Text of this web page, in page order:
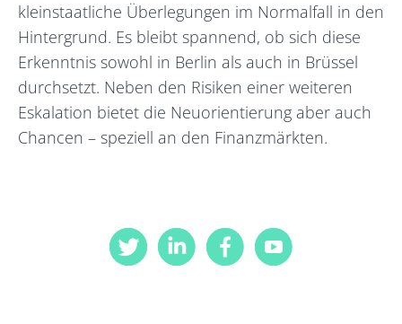
kleinstaatliche Überlegungen im Normalfall in den
Hintergrund. Es bleibt spannend, ob sich diese
Erkenntnis sowohl in Berlin als auch in Brüssel
durchsetzt. Neben den Risiken einer weiteren
Eskalation bietet die Neuorientierung aber auch
Chancen – speziell an den Finanzmärkten.